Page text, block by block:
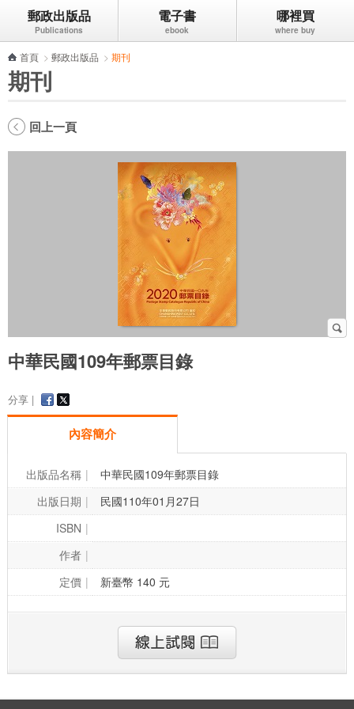
跳到主要內容區塊
郵政出版品 電子書 哪裡買
首頁 > 郵政出版品 > 期刊
期刊
回上一頁
中華民國109年郵票目錄
分享 |
內容簡介
出版品名稱
中華民國109年郵票目錄
出版日期
民國110年01月27日
ISBN
作者
定價
新臺幣 140 元